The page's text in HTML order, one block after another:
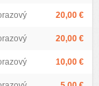
20,00 €
20,00 €
10,00 €